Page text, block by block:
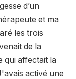
d’un
et ma
les trois
de la
qui affectait la
activé une